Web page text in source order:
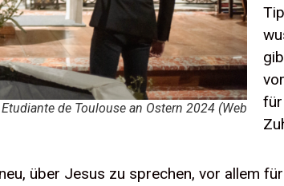
de Toulouse an Ostern 2024 (Web
über Jesus zu sprechen, vor allem